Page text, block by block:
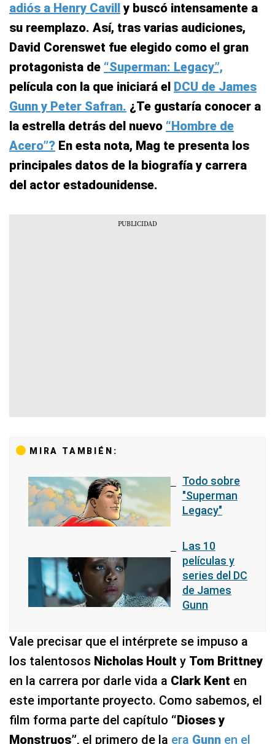
adiós a Henry Cavilly buscó intensamente a
su reemplazo. Así, tras varias audiciones,
David Corenswet fue elegido como el gran
protagonista de “Superman: Legacy”,
película con la que iniciará el DCU de James
Gunn y Peter Safran. ¿Te gustaría conocer a
la estrella detrás del nuevo “Hombre de
Acero”? En esta nota, Mag te presenta los
principales datos de la biografía y carrera
del actor estadounidense.
MIRA TAMBIÉN:
Todo sobre
"Superman
Legacy"
Las 10
películas y
series del DC
de James
Gunn
Vale precisar que el intérprete se impuso a
los talentosos Nicholas Hoult y Tom Brittney
en la carrera por darle vida a Clark Kent en
este importante proyecto. Como sabemos, el
film forma parte del capítulo “Dioses y
Monstruos”, el primero de la era Gunn en el